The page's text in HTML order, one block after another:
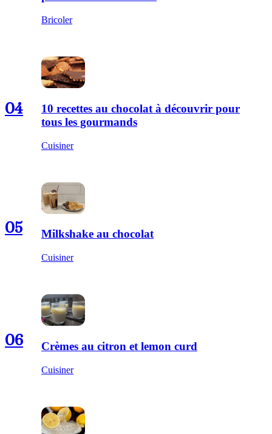
Bricoler
04
10 recettes au chocolat à découvrir pour
tous les gourmands
Cuisiner
05 Milkshake au chocolat
Cuisiner
06 Crèmes au citron et lemon curd
Cuisiner